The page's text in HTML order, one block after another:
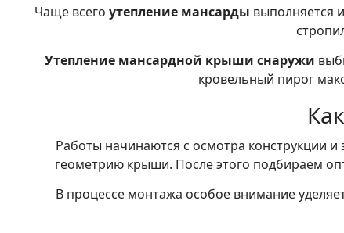
Чаще всего утепление мансарды выполняется
Утепление мансардной крыши снаружи
кровельный пирог
Работы начинаются с осмотра конструкции
геометрию крыши. После этого подбираем
В процессе монтажа особое внимание